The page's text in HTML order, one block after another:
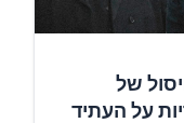
של
על העתיד